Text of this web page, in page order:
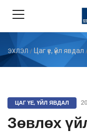
ЭХЛЭЛ / Цаг үе, үйл явдал
ЦАГ ҮЕ, ҮЙЛ ЯВДАЛ
Зөвлөх